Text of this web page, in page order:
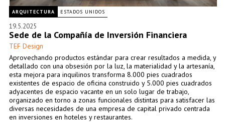
ARQUITECTURA ESTADOS UNIDOS
19.5.2025
Sede de la Compañía de Inversión Financiera
TEF Design
Aprovechando productos estándar para crear resultados a medida, y
detallado con una obsesión por la luz, la materialidad y la artesanía,
esta mejora para inquilinos transforma 8.000 pies cuadrados
existentes de espacio de oficina construido y 5.000 pies cuadrados
adyacentes de espacio vacante en un solo lugar de trabajo,
organizado en torno a zonas funcionales distintas para satisfacer las
diversas necesidades de una empresa de capital privado centrada
en inversiones en hoteles y restaurantes.